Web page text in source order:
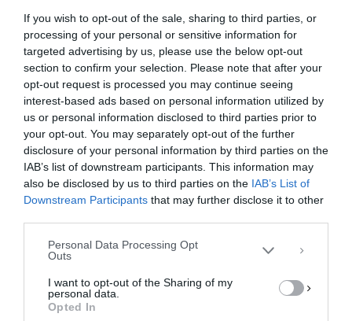
If you wish to opt-out of the sale, sharing to third parties, or
processing of your personal or sensitive information for
targeted advertising by us, please use the below opt-out
section to confirm your selection. Please note that after your
opt-out request is processed you may continue seeing
interest-based ads based on personal information utilized by
us or personal information disclosed to third parties prior to
your opt-out. You may separately opt-out of the further
disclosure of your personal information by third parties on the
IAB’s list of downstream participants. This information may
also be disclosed by us to third parties on the IAB’s List of
Downstream Participants that may further disclose it to other
Personal Data Processing Opt
Outs
I want to opt-out of the Sharing of my
personal data.
Opted In
Διαχείριση Συγκατάθεσης
Για να παρέχουμε την καλύτερη εμπειρία, χρησιμοποιούμε τεχνολογίες όπως
cookies για την αποθήκευση ή/και την πρόσβαση σε πληροφορίες συσκευών.
Η συγκατάθεση για τις εν λόγω τεχνολογίες θα μας επιτρέψει να
επεξεργαστούμε δεδομένα προσωπικού χαρακτήρα, όπως συμπεριφορά
συγκατάθεση ή η ανάκληση της συγκατάθεσης, μπορεί να επηρεάσει
αρνητικά ορισμένες λειτουργίες και δυνατότητες.
F
a
c
e
b
o
o
k
M
a
st
o
d
o
n
E
m
ai
l
Μ
οι
ρ
α
σ
τε
ίτ
ε
Πωλείται επιχείρηση
Πωλείται επιχείρηση εστιασης με όλο τον